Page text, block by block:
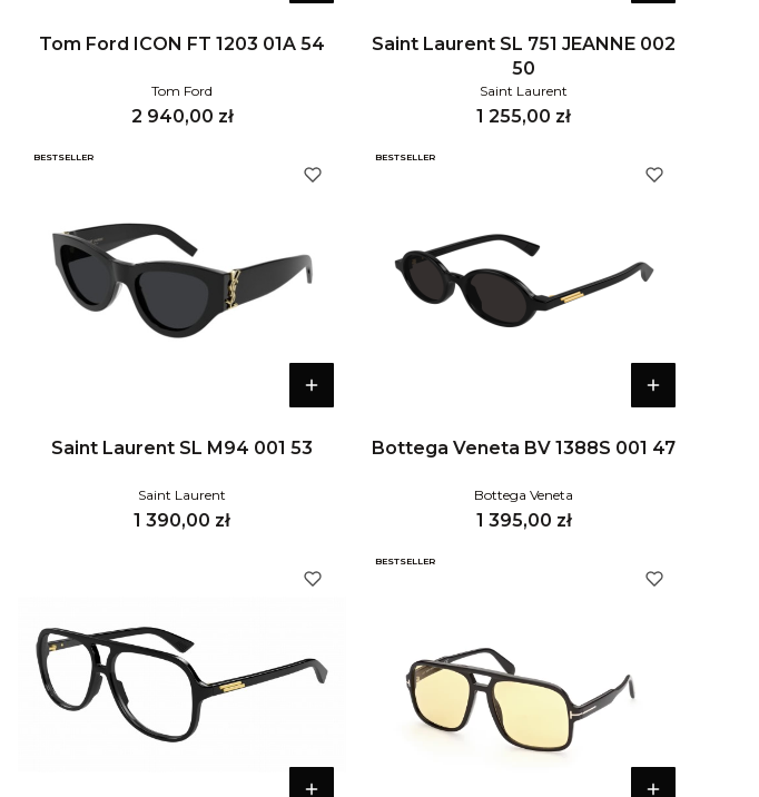
Tom Ford ICON FT 1203 01A 54
Tom Ford
Cena
2 940,00 zł
Saint Laurent SL 751 JEANNE 002
50
Saint Laurent
Cena
1 255,00 zł
BESTSELLER
Saint Laurent SL M94 001 53
Saint Laurent
Cena
1 390,00 zł
BESTSELLER
Bottega Veneta BV 1388S 001 47
Bottega Veneta
Cena
1 395,00 zł
BESTSELLER